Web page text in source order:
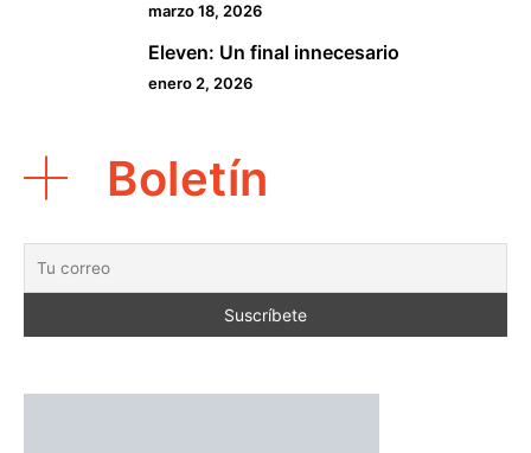
marzo 18, 2026
Eleven: Un final innecesario
enero 2, 2026
Boletín